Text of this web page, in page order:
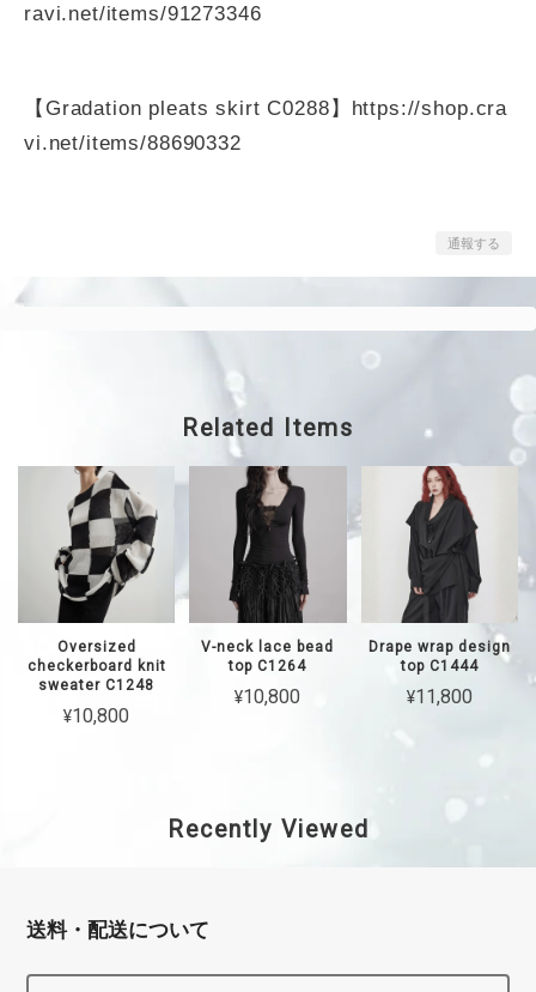
ravi.net/items/91273346
【Gradation pleats skirt C0288】 https://shop.cra
vi.net/items/88690332
通報する
Related Items
Oversized
checkerboard knit
sweater C1248
¥10,800
V-neck lace bead
top C1264
¥10,800
Drape wrap design
top C1444
¥11,800
Recently Viewed
送料・配送について